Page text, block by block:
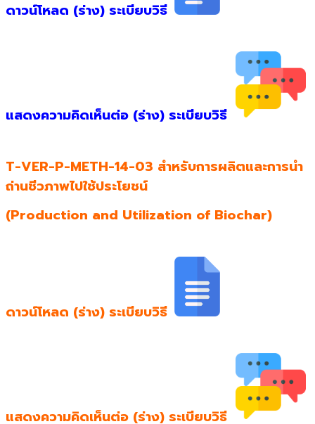
ดาวน์โหลด (ร่าง) ระเบียบวิธี
แสดงความคิดเห็นต่อ (ร่าง) ระเบียบวิธี
T-VER-P-METH-14-03 สำหรับการผลิตและการนำ
ถ่านชีวภาพไปใช้ประโยชน์
(Production and Utilization of Biochar)
ดาวน์โหลด (ร่าง) ระเบียบวิธี
แสดงความคิดเห็นต่อ (ร่าง) ระเบียบวิธี